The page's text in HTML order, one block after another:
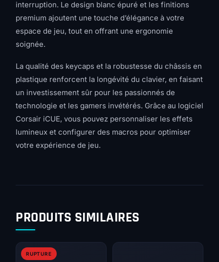
interruption. Le design blanc épuré et les finitions
premium ajoutent une touche d’élégance à votre
espace de jeu, tout en offrant une ergonomie
soignée.
La qualité des keycaps et la robustesse du châssis en
plastique renforcent la longévité du clavier, en faisant
un investissement sûr pour les passionnés de
technologie et les gamers invétérés. Grâce au logiciel
Corsair iCUE, vous pouvez personnaliser les effets
lumineux et configurer des macros pour optimiser
votre expérience de jeu.
PRODUITS SIMILAIRES
RUPTURE